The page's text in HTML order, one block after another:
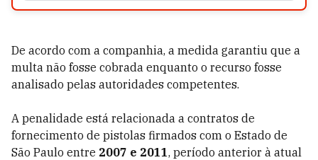
De acordo com a companhia, a medida garantiu que a
multa não fosse cobrada enquanto o recurso fosse
analisado pelas autoridades competentes.
A penalidade está relacionada a contratos de
fornecimento de pistolas firmados com o Estado de
São Paulo entre 2007 e 2011, período anterior à atual